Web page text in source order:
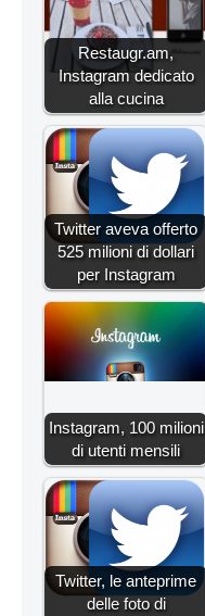
Restaugr.am,
Instagram dedicato
alla cucina
Twitter aveva offerto
525 milioni di dollari
per Instagram
Instagram, 100 milioni
di utenti mensili
Twitter, le anteprime
delle foto di